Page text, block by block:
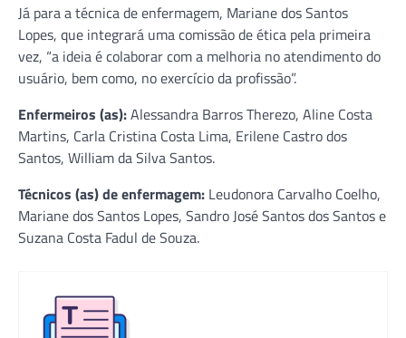
Já para a técnica de enfermagem, Mariane dos Santos
Lopes, que integrará uma comissão de ética pela primeira
vez, “a ideia é colaborar com a melhoria no atendimento do
usuário, bem como, no exercício da profissão”.
Enfermeiros (as):Alessandra Barros Therezo, Aline Costa
Martins, Carla Cristina Costa Lima, Erilene Castro dos
Santos, William da Silva Santos.
Técnicos (as) de enfermagem: Leudonora Carvalho Coelho,
Mariane dos Santos Lopes, Sandro José Santos dos Santos e
Suzana Costa Fadul de Souza.